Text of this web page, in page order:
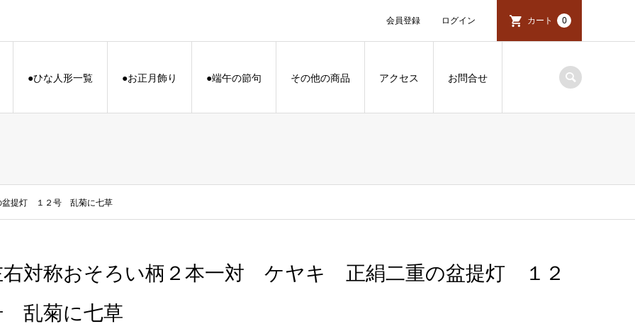
会員登録 ログイン カート 0
●ひな人形一覧 ●お正月飾り ●端午の節句 その他の商品 アクセス お問合せ
盆提灯 １２号 乱菊に七草
対称おそろい柄２本一対 ケヤキ 正絹二重の盆提灯 １２
乱菊に七草